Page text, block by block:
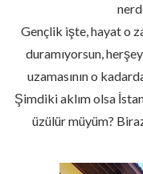
Gençlik işte, hayat o
duramıyorsun,
uzamasının o
Şimdiki aklım olsa
üzülür müyüm?